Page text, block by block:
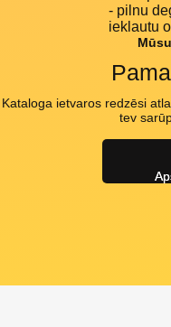
Kataloga ietvaros redzēsi
tev